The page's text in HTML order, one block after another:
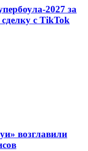
2027 за
с TikTok
возглавили